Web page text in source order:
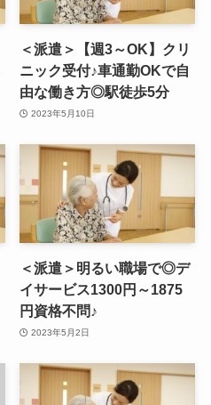
＜派遣＞【週3～OK】クリ
ニック受付♪車通勤OKで自
由な働き方◎駅徒歩5分
2023年5月10日
＜派遣＞明るい職場で◎デ
イサービス1300円～1875
円資格不問♪
2023年5月2日